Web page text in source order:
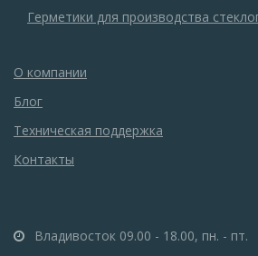
Герметики для производства
О компании
Блог
Техническая поддержка
Контакты
Владивосток 09.00 - 18.00, пн. - пт.